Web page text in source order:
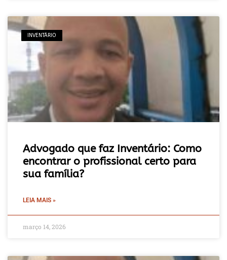
INVENTÁRIO
Advogado que faz Inventário: Como
encontrar o profissional certo para
sua família?
LEIA MAIS »
março 14, 2026